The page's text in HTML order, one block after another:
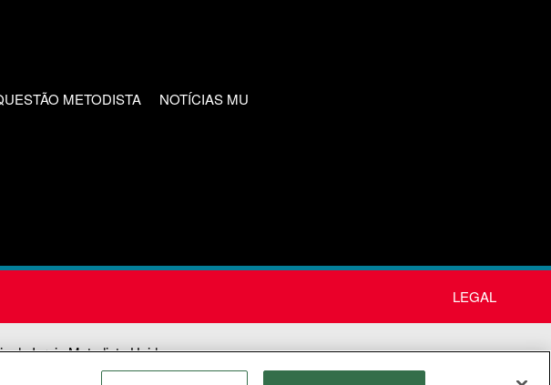
METODISTA NOTÍCIAS MU
LEGAL
da Igreja Metodista Unida
os direitos reservados